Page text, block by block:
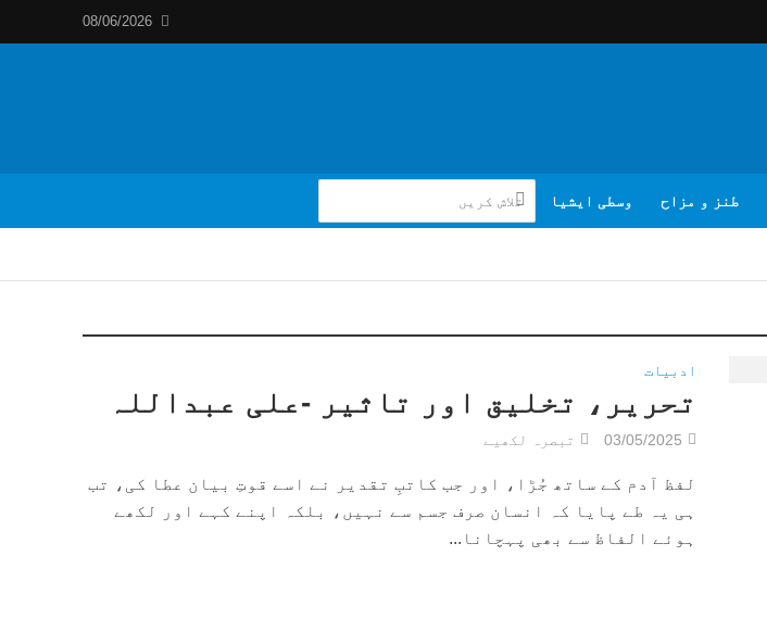
08/06/2026
طنز و مزاح وسطی ایشیا
ادبیات
تحریر، تخلیق اور تاثیر -علی عبداللہ
03/05/2025 تبصرہ لکھیے
لفظ آدم کے ساتھ جُڑا، اور جب کاتبِ تقدیر نے اسے قوتِ بیان عطا کی، تب
ہی یہ طے پایا کہ انسان صرف جسم سے نہیں، بلکہ اپنے کہے اور لکھے
ہوئے الفاظ سے بھی پہچانا...